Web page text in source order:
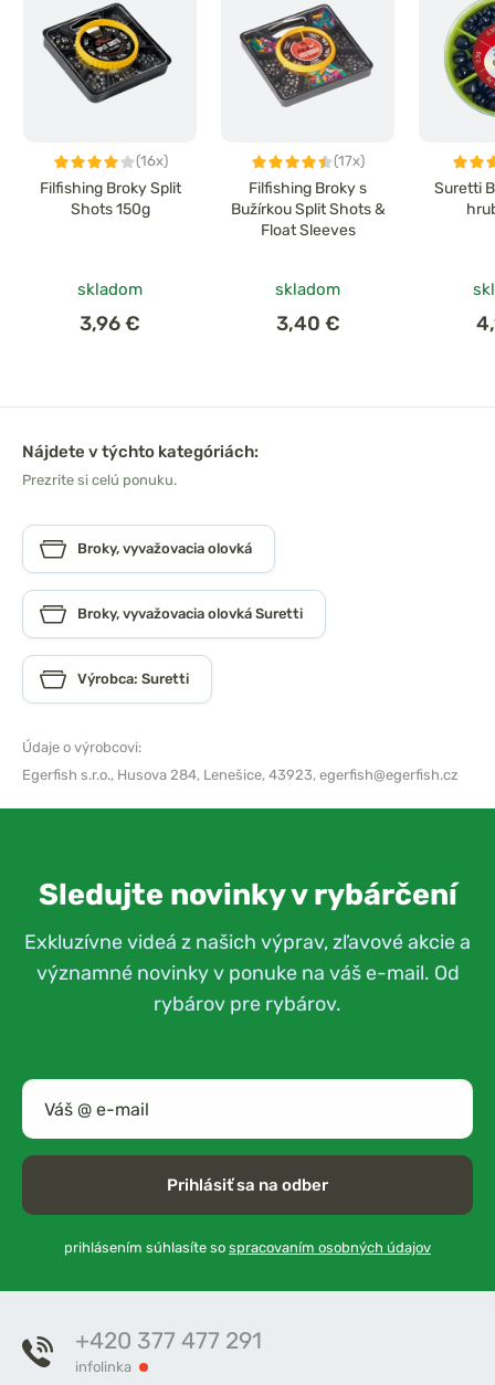
(16x)
Filfishing Broky Split
Shots 150g
skladom
3,96 €
(17x)
Filfishing Broky s
Bužírkou Split Shots &
Float Sleeves
skladom
3,40 €
Suretti
Nájdete v týchto kategóriách:
Prezrite si celú ponuku.
Broky, vyvažovacia olovká
Broky, vyvažovacia olovká Suretti
Výrobca: Suretti
Údaje o výrobcovi:
Egerfish s.r.o., Husova 284, Lenešice, 43923, egerfish@egerfish.cz
Sledujte novinky v rybárčení
Exkluzívne videá z našich výprav, zľavové akcie a
významné novinky v ponuke na váš e-mail. Od
rybárov pre rybárov.
Prihlásiť sa na odber
prihlásením súhlasíte so spracovaním osobných údajov
+420 377 477 291
infolinka